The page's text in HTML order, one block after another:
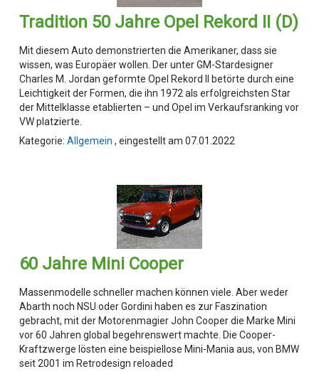
Tradition 50 Jahre Opel Rekord II (D)
Mit diesem Auto demonstrierten die Amerikaner, dass sie
wissen, was Europäer wollen. Der unter GM-Stardesigner
Charles M. Jordan geformte Opel Rekord II betörte durch eine
Leichtigkeit der Formen, die ihn 1972 als erfolgreichsten Star
der Mittelklasse etablierten – und Opel im Verkaufsranking vor
VW platzierte.
Kategorie: Allgemein , eingestellt am 07.01.2022
60 Jahre Mini Cooper
Massenmodelle schneller machen können viele. Aber weder
Abarth noch NSU oder Gordini haben es zur Faszination
gebracht, mit der Motorenmagier John Cooper die Marke Mini
vor 60 Jahren global begehrenswert machte. Die Cooper-
Kraftzwerge lösten eine beispiellose Mini-Mania aus, von BMW
seit 2001 im Retrodesign reloaded